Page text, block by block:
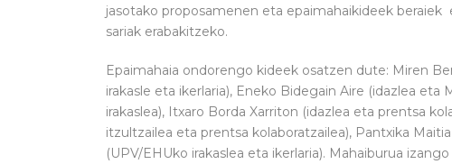
jasotako proposamenen eta epaimahaikideek
sariak erabakitzeko.
Epaimahaia ondorengo kideek osatzen dute: Miren
irakasle eta ikerlaria), Eneko Bidegain Aire (idazlea
irakaslea), Itxaro Borda Xarriton (idazlea eta prentsa
itzultzailea eta prentsa kolaboratzailea), Pantxika
(UPV/EHUko irakaslea eta ikerlaria). Mahaiburua